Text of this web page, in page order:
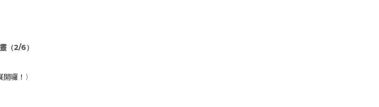
（2/6）
囉！〉